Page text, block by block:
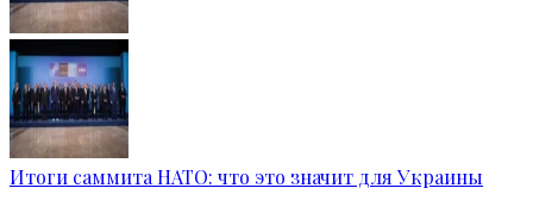
Итоги саммита НАТО: что это значит для Украины